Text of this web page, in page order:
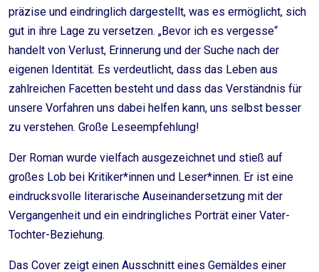
präzise und eindringlich dargestellt, was es ermöglicht, sich
gut in ihre Lage zu versetzen. „Bevor ich es vergesse“
handelt von Verlust, Erinnerung und der Suche nach der
eigenen Identität. Es verdeutlicht, dass das Leben aus
zahlreichen Facetten besteht und dass das Verständnis für
unsere Vorfahren uns dabei helfen kann, uns selbst besser
zu verstehen. Große Leseempfehlung!
Der Roman wurde vielfach ausgezeichnet und stieß auf
großes Lob bei Kritiker*innen und Leser*innen. Er ist eine
eindrucksvolle literarische Auseinandersetzung mit der
Vergangenheit und ein eindringliches Porträt einer Vater-
Tochter-Beziehung.
Das Cover zeigt einen Ausschnitt eines Gemäldes einer